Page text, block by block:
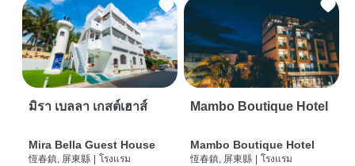
มิรา เบลลา เกสต์เฮาส์
Mira Bella Guest House
恆春鎮, 屏東縣 โรงแรม
Mambo Boutique Hotel
Mambo Boutique Hotel
恆春鎮, 屏東縣 โรงแรม